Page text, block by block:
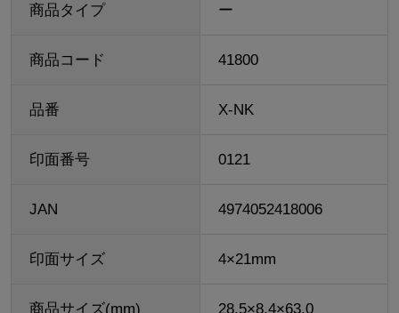
商品タイプ ー
商品コード 41800
品番 X-NK
印面番号 0121
JAN 4974052418006
印面サイズ 4×21mm
商品サイズ(mm) 28.5×8.4×63.0